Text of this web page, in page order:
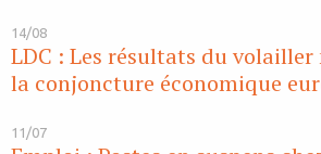
14/08
LDC : Les résultats du
la conjoncture économique
11/07